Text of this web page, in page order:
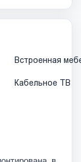
Встроенная
Кабельное ТВ